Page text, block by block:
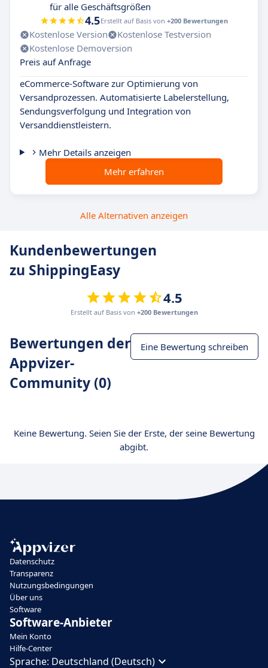
für alle Geschäftsgrößen
4.5Erstellt auf Basis von +200 Bewertungen
Kostenlose Version
Kostenlose Testversion
Kostenlose Demoversion
Preis auf Anfrage
eCommerce-Software zur Optimierung von
Versandprozessen. Automatisierte Labelerstellung,
Sendungsverfolgung und Integration von
Versanddienstleistern.
Mehr Details anzeigen
Mehr erfahren
Alle Alternativen anzeigen
Kundenbewertungen
zu ShippingEasy
4.5
Erstellt auf Basis von +200 Bewertungen
Bewertungen der
Appvizer-
Community (0)
Eine Bewertung schreiben
Keine Bewertung. Seien Sie der Erste, der seine Bewertung
abgibt.
Datenschutz
Transparenz
Nutzungsbedingungen
Über uns
Software
Software-Anbieter
Mein Konto
Hilfe-Center
Sprache: Deutschland (Deutsch)